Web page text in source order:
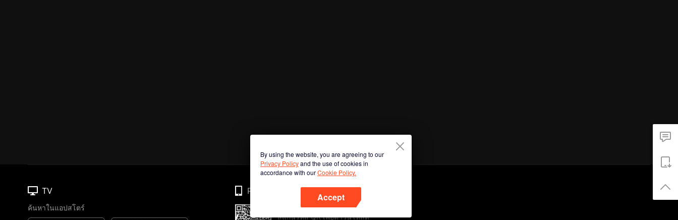
By using the website, you are agreeing to our
Privacy Policyand the use of cookies in
accordance with ourCookie Policy.
Accept
TV
ค้นหาในแอปสโตร์
Phone
สแกนรหัส QR เพื่อดาวน์โหลด